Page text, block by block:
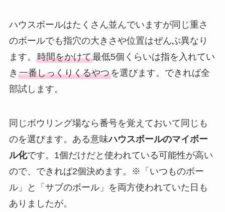
ハウスボールはたくさん並んでいますが同じ重さ
のボールでも指穴の大きさや位置はぜんぶ異なり
ます。 時間をかけて最低5個くらいは指を入れてい
き 一番しっくりくるやつを選びます。できれば全
部試します。
同じボウリング場なら番号を覚えておいて同じも
のを選びます。ある意味ハウスボールのマイボー
ル化です。1個だけだと使われている可能性が高い
ので、できれば2個決めます。※「いつものボー
ル」と「サブのボール」を両方使われていた日も
ありましたが。